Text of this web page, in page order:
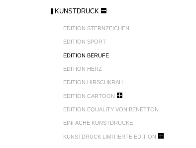
KUNSTDRUCK
EDITION STERNZEICHEN
EDITION SPORT
EDITION BERUFE
EDITION HERZ
EDITION HIRSCHKRAH
EDITION CARTOON
EDITION EQUALITY VON BENETTON
EINFACHE KUNSTDRUCKE
KUNSTDRUCK LIMITIERTE EDITION